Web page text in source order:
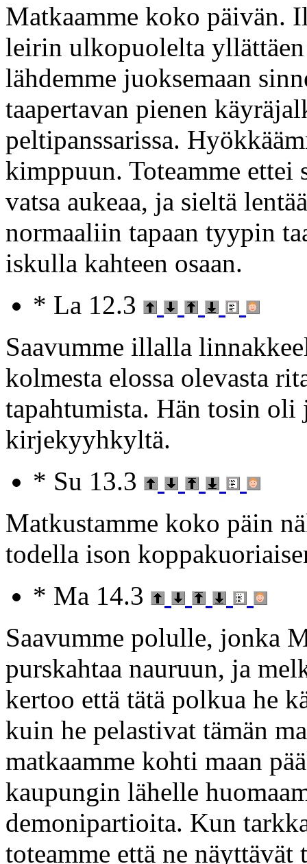
Matkaamme koko päivän.
leirin ulkopuolelta
lähdemme juoksemaan
taapertavan pienen
peltipanssarissa.
kimppuun. Toteamme
vatsa aukeaa, ja sieltä
normaaliin tapaan tyypin
iskulla kahteen osaan.
* La 12.3
Saavumme illalla
kolmesta elossa olevasta
tapahtumista. Hän tosin oli
kirjekyyhkyltä.
* Su 13.3
Matkustamme koko päin
todella ison
* Ma 14.3
Saavumme polulle, jonka
purskahtaa nauruun, ja
kertoo että tätä polkua he
kuin he pelastivat tämän
matkaamme kohti maan
kaupungin lähelle
demonipartioita. Kun
toteamme että ne